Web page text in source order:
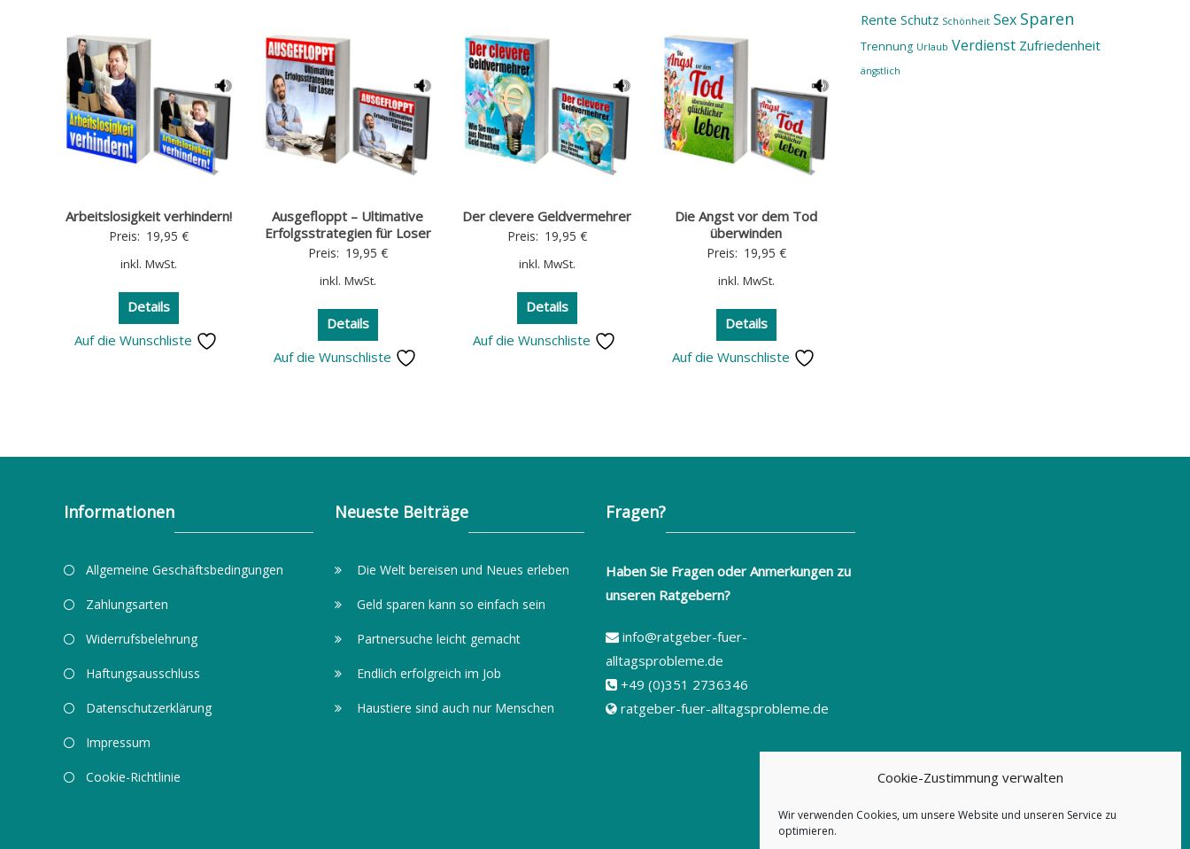
Cookie-Zustimmung verwalten
Wir verwenden Cookies, um unsere Website und unseren Service zu
optimieren.
Arbeitslosigkeit verhindern!
Preis: 19,95 €
inkl. MwSt.
Details
Auf die Wunschliste
Ausgefloppt – Ultimative
Erfolgsstrategien für Loser
Preis: 19,95 €
inkl. MwSt.
Details
Auf die Wunschliste
Der clevere Geldvermehrer
Preis: 19,95 €
inkl. MwSt.
Details
Auf die Wunschliste
Die Angst vor dem Tod
überwinden
Preis: 19,95 €
inkl. MwSt.
Details
Auf die Wunschliste
Rente Schutz Schönheit Sex Sparen
Trennung Urlaub Verdienst Zufriedenheit
ängstlich
Informationen
Allgemeine Geschäftsbedingungen
Zahlungsarten
Widerrufsbelehrung
Haftungsausschluss
Datenschutzerklärung
Impressum
Cookie-Richtlinie
Neueste Beiträge
Die Welt bereisen und Neues erleben
Geld sparen kann so einfach sein
Partnersuche leicht gemacht
Endlich erfolgreich im Job
Haustiere sind auch nur Menschen
Fragen?
Haben Sie Fragen oder Anmerkungen zu
unseren Ratgebern?
info@ratgeber-fuer-
alltagsprobleme.de
+49 (0)351 2736346
ratgeber-fuer-alltagsprobleme.de